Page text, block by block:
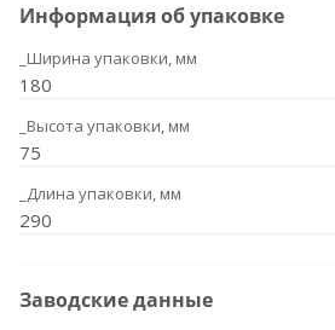
Информация об упаковке
_Ширина упаковки, мм
180
_Высота упаковки, мм
75
_Длина упаковки, мм
290
Заводские данные